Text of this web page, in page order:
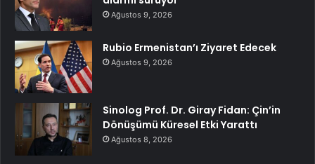
Ağustos 9, 2026
Rubio Ermenistan’ı Ziyaret Edecek
Ağustos 9, 2026
Sinolog Prof. Dr. Giray Fidan: Çin’in
Dönüşümü Küresel Etki Yarattı
Ağustos 8, 2026